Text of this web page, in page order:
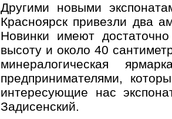
Другими новыми
Красноярск привезли два
Новинки имеют
высоту и около 40
минералогическая
предпринимателями,
интересующие нас
Задисенский.